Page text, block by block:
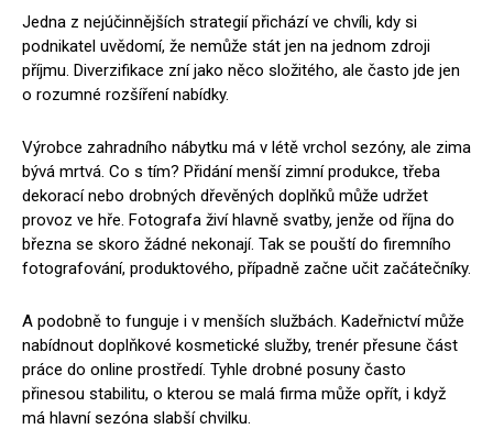
Jedna z nejúčinnějších strategií přichází ve chvíli, kdy si
podnikatel uvědomí, že nemůže stát jen na jednom zdroji
příjmu. Diverzifikace zní jako něco složitého, ale často jde jen
o rozumné rozšíření nabídky.
Výrobce zahradního nábytku má v létě vrchol sezóny, ale zima
bývá mrtvá. Co s tím? Přidání menší zimní produkce, třeba
dekorací nebo drobných dřevěných doplňků může udržet
provoz ve hře. Fotografa živí hlavně svatby, jenže od října do
března se skoro žádné nekonají. Tak se pouští do firemního
fotografování, produktového, případně začne učit začátečníky.
A podobně to funguje i v menších službách. Kadeřnictví může
nabídnout doplňkové kosmetické služby, trenér přesune část
práce do online prostředí. Tyhle drobné posuny často
přinesou stabilitu, o kterou se malá firma může opřít, i když
má hlavní sezóna slabší chvilku.